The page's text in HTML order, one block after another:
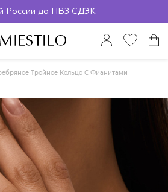
России до ПВЗ СДЭК
Тройное Кольцо С Фианитами